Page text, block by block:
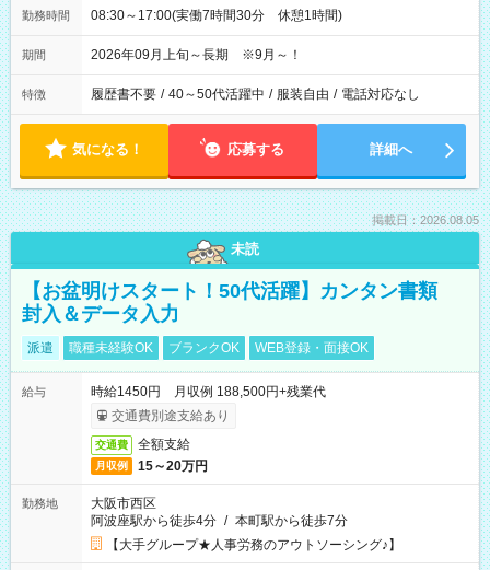
勤務時間 08:30～17:00(実働7時間30分 休憩1時間)
期間 2026年09月上旬～長期 ※9月～！
特徴 履歴書不要 / 40～50代活躍中 / 服装自由 / 電話対応なし
気になる！ 応募する 詳細へ
掲載日：2026.08.05
未読
【お盆明けスタート！50代活躍】カンタン書類
封入＆データ入力
派遣 職種未経験OK ブランクOK WEB登録・面接OK
給与
時給1450円 月収例 188,500円+残業代
交通費別途支給あり
交通費 全額支給
月収例 15～20万円
勤務地
大阪市西区
阿波座駅から徒歩4分 / 本町駅から徒歩7分
【大手グループ★人事労務のアウトソーシング♪】